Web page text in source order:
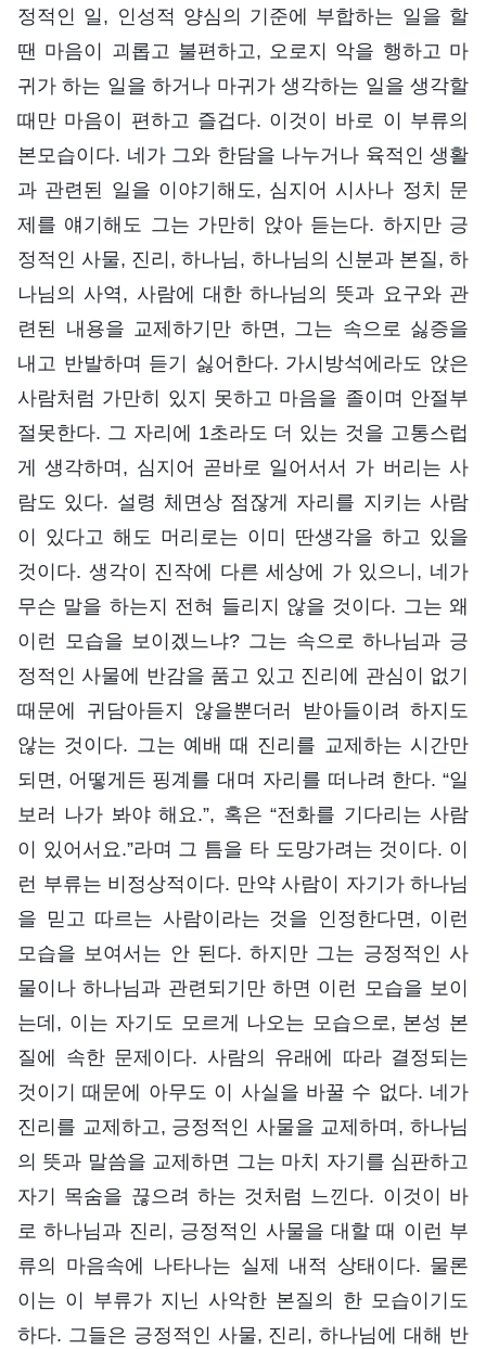
정적인 일, 인성적 양심의 기준에 부합하는 일을 할
땐 마음이 괴롭고 불편하고, 오로지 악을 행하고 마
귀가 하는 일을 하거나 마귀가 생각하는 일을 생각할
때만 마음이 편하고 즐겁다. 이것이 바로 이 부류의
본모습이다. 네가 그와 한담을 나누거나 육적인 생활
과 관련된 일을 이야기해도, 심지어 시사나 정치 문
제를 얘기해도 그는 가만히 앉아 듣는다. 하지만 긍
정적인 사물, 진리, 하나님, 하나님의 신분과 본질, 하
나님의 사역, 사람에 대한 하나님의 뜻과 요구와 관
련된 내용을 교제하기만 하면, 그는 속으로 싫증을
내고 반발하며 듣기 싫어한다. 가시방석에라도 앉은
사람처럼 가만히 있지 못하고 마음을 졸이며 안절부
절못한다. 그 자리에 1초라도 더 있는 것을 고통스럽
게 생각하며, 심지어 곧바로 일어서서 가 버리는 사
람도 있다. 설령 체면상 점잖게 자리를 지키는 사람
이 있다고 해도 머리로는 이미 딴생각을 하고 있을
것이다. 생각이 진작에 다른 세상에 가 있으니, 네가
무슨 말을 하는지 전혀 들리지 않을 것이다. 그는 왜
이런 모습을 보이겠느냐? 그는 속으로 하나님과 긍
정적인 사물에 반감을 품고 있고 진리에 관심이 없기
때문에 귀담아듣지 않을뿐더러 받아들이려 하지도
않는 것이다. 그는 예배 때 진리를 교제하는 시간만
되면, 어떻게든 핑계를 대며 자리를 떠나려 한다. “일
보러 나가 봐야 해요.”, 혹은 “전화를 기다리는 사람
이 있어서요.”라며 그 틈을 타 도망가려는 것이다. 이
런 부류는 비정상적이다. 만약 사람이 자기가 하나님
을 믿고 따르는 사람이라는 것을 인정한다면, 이런
모습을 보여서는 안 된다. 하지만 그는 긍정적인 사
물이나 하나님과 관련되기만 하면 이런 모습을 보이
는데, 이는 자기도 모르게 나오는 모습으로, 본성 본
질에 속한 문제이다. 사람의 유래에 따라 결정되는
것이기 때문에 아무도 이 사실을 바꿀 수 없다. 네가
진리를 교제하고, 긍정적인 사물을 교제하며, 하나님
의 뜻과 말씀을 교제하면 그는 마치 자기를 심판하고
자기 목숨을 끊으려 하는 것처럼 느낀다. 이것이 바
로 하나님과 진리, 긍정적인 사물을 대할 때 이런 부
류의 마음속에 나타나는 실제 내적 상태이다. 물론
이는 이 부류가 지닌 사악한 본질의 한 모습이기도
하다. 그들은 긍정적인 사물, 진리, 하나님에 대해 반